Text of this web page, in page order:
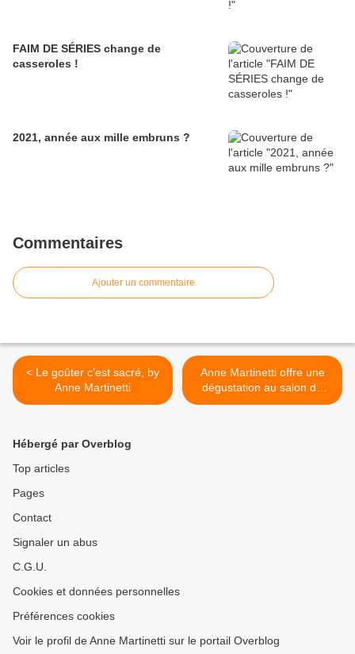
FAIM DE SÉRIES change de
casseroles !
2021, année aux mille embruns ?
Commentaires
Ajouter un commentaire
< Le goûter c’est sacré, by
Anne Martinetti
Anne Martinetti offre une
dégustation au salon du
livre de Paris >
Hébergé par Overblog
Top articles
Pages
Contact
Signaler un abus
C.G.U.
Cookies et données personnelles
Préférences cookies
Voir le profil de Anne Martinetti sur le portail Overblog